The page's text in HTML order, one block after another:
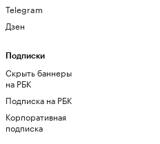
Telegram
Дзен
Подписки
Скрыть баннеры
на РБК
Подписка на РБК
Корпоративная
подписка